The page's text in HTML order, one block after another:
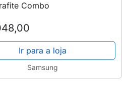
Combo
Ir para a loja
Samsung